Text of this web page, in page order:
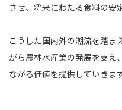
させ、 将来にわたる食料の安
こうした国内外の潮流を踏ま
がら農林水産業の発展を支え、
ながる価値を提供していきます